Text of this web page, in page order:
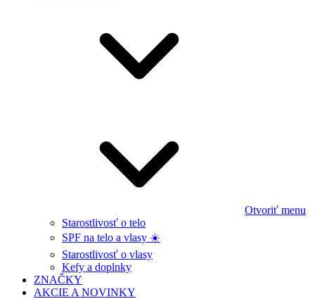
Otvoriť menu
Starostlivosť o telo
SPF na telo a vlasy ☀️
Starostlivosť o vlasy
Kefy a doplnky
ZNAČKY
AKCIE A NOVINKY